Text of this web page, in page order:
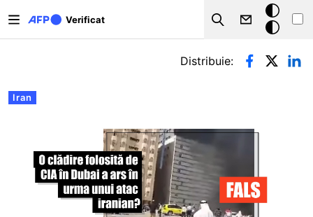
Verificat
Search
Modul
întunecat
Filele principale
Iran
Distribuie: